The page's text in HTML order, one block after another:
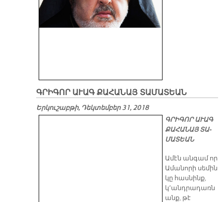
ԳՐԻԳՈՐ ԱՒԱԳ ՔԱՀԱՆԱՅ ՏԱՄԱՏԵԱՆ
Երկուշաբթի, Դեկտեմբեր 31, 2018
ԳՐԻ­ԳՈՐ Ա­ՒԱԳ
ՔԱ­ՀԱ­ՆԱՅ ՏԱ­
ՄԱ­ՏԵԱՆ
Ամէն անգամ որ
Ամանորի սեմին
կը հասնինք,
կ՚անդրադառն
անք, թէ